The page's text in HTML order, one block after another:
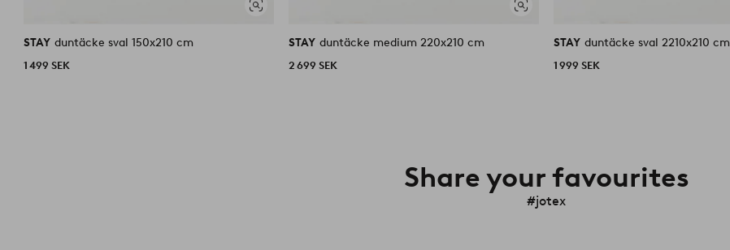
Visa
STAY duntäcke sval 150x210 cm
1 499 SEK
Visa
STAY duntäcke medium 220x210 cm
2 699 SEK
STAY duntäcke sval 2210x210 cm
1 999 SEK
Share your favourites
#jotex